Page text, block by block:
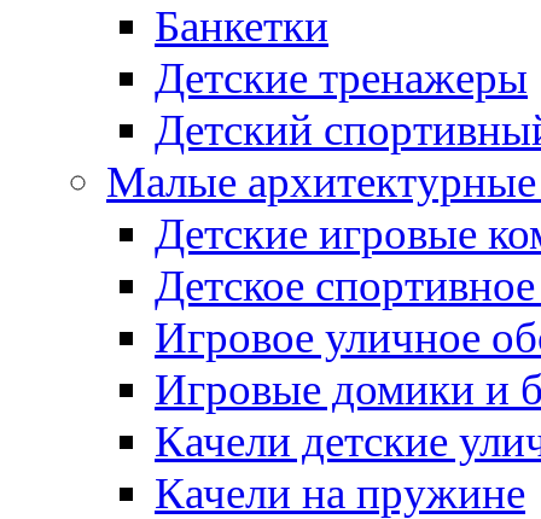
Банкетки
Детские тренажеры
Детский
Малые
Детские игровые
Детское
Игровое уличное
Игровые домики и
Качели детские
Качели на пружине